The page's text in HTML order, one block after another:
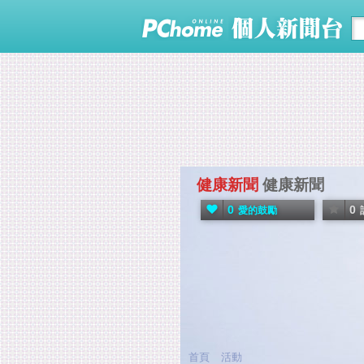
健康新聞 健康新聞
0 愛的鼓勵 0
首頁 活動